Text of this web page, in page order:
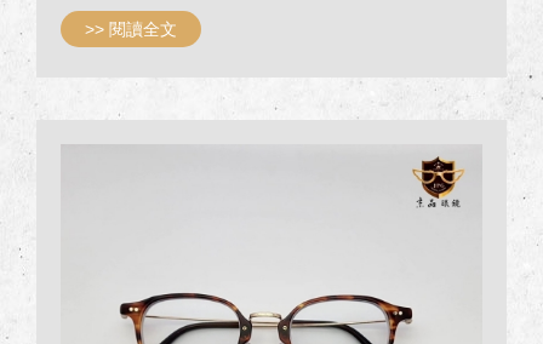
近視-4.25 散光-0.50 L:近視-4.00 散光-0.50 看近加入
度ADD+2.00
>> 閱讀全文